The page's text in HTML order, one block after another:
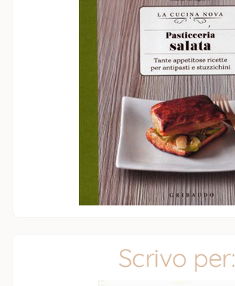
Scrivo per: